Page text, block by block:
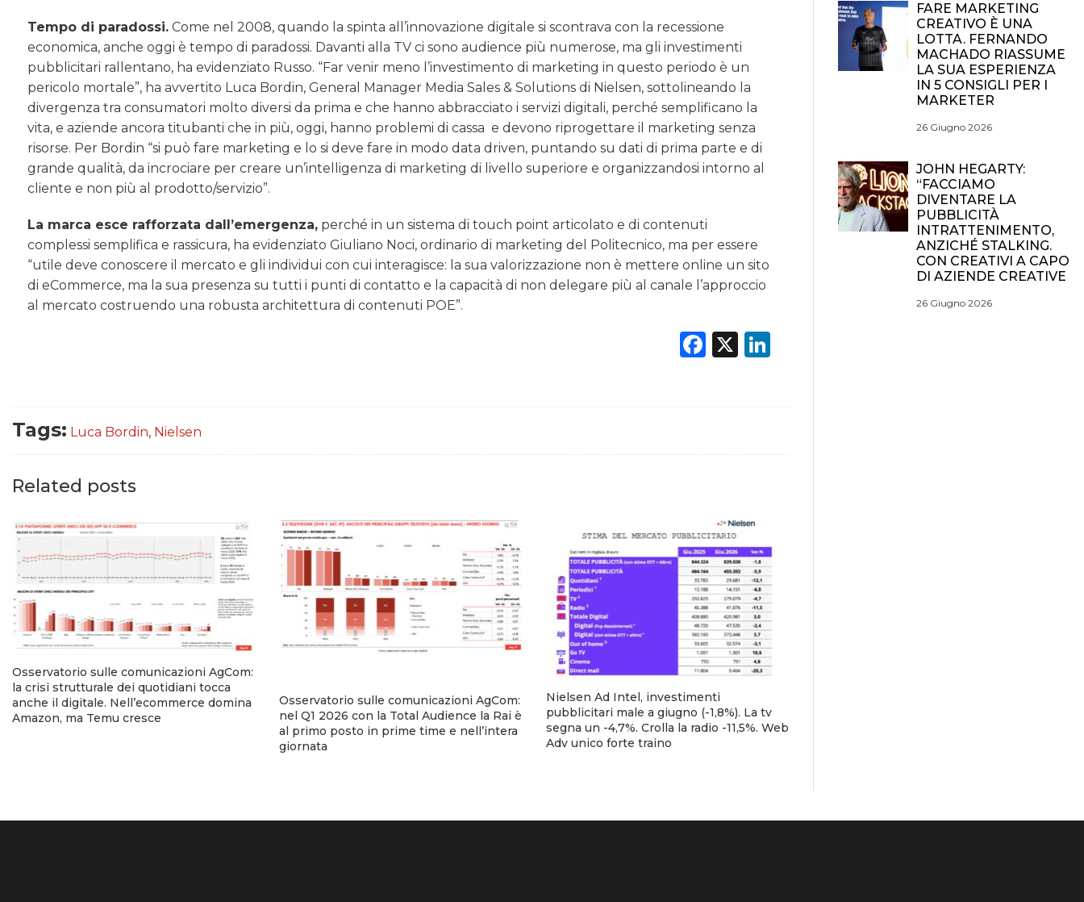
Tempo di paradossi. Come nel 2008, quando la spinta all’innovazione digitale si scontrava con la recessione
economica, anche oggi è tempo di paradossi. Davanti alla TV ci sono audience più numerose, ma gli investimenti
pubblicitari rallentano, ha evidenziato Russo. “Far venir meno l’investimento di marketing in questo periodo è un
pericolo mortale”, ha avvertito Luca Bordin, General Manager Media Sales & Solutions di Nielsen, sottolineando la
divergenza tra consumatori molto diversi da prima e che hanno abbracciato i servizi digitali, perché semplificano la
vita, e aziende ancora titubanti che in più, oggi, hanno problemi di cassa e devono riprogettare il marketing senza
risorse. Per Bordin “si può fare marketing e lo si deve fare in modo data driven, puntando su dati di prima parte e di
grande qualità, da incrociare per creare un’intelligenza di marketing di livello superiore e organizzandosi intorno al
cliente e non più al prodotto/servizio”.
La marca esce rafforzata dall’emergenza, perché in un sistema di touch point articolato e di contenuti
complessi semplifica e rassicura, ha evidenziato Giuliano Noci, ordinario di marketing del Politecnico, ma per essere
“utile deve conoscere il mercato e gli individui con cui interagisce: la sua valorizzazione non è mettere online un sito
di eCommerce, ma la sua presenza su tutti i punti di contatto e la capacità di non delegare più al canale l’approccio
al mercato costruendo una robusta architettura di contenuti POE”.
Facebook
X LinkedIn
Tags: Luca Bordin, Nielsen
Related posts
Osservatorio sulle comunicazioni AgCom:
la crisi strutturale dei quotidiani tocca
anche il digitale. Nell’ecommerce domina
Amazon, ma Temu cresce
Osservatorio sulle comunicazioni AgCom:
nel Q1 2026 con la Total Audience la Rai è
al primo posto in prime time e nell’intera
giornata
Nielsen Ad Intel, investimenti
pubblicitari male a giugno (-1,8%). La tv
segna un -4,7%. Crolla la radio -11,5%. Web
Adv unico forte traino
FARE MARKETING
CREATIVO È UNA
LOTTA. FERNANDO
MACHADO RIASSUME
LA SUA ESPERIENZA
IN 5 CONSIGLI PER I
MARKETER
26 Giugno 2026
JOHN HEGARTY:
“FACCIAMO
DIVENTARE LA
PUBBLICITÀ
INTRATTENIMENTO,
ANZICHÉ STALKING.
CON CREATIVI A CAPO
DI AZIENDE CREATIVE
26 Giugno 2026